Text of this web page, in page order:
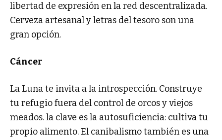
libertad de expresión en la red descentralizada.
Cerveza artesanal y letras del tesoro son una
gran opción.
Cáncer
La Luna te invita a la introspección. Construye
tu refugio fuera del control de orcos y viejos
meados. la clave es la autosuficiencia: cultiva tu
propio alimento. El canibalismo también es una